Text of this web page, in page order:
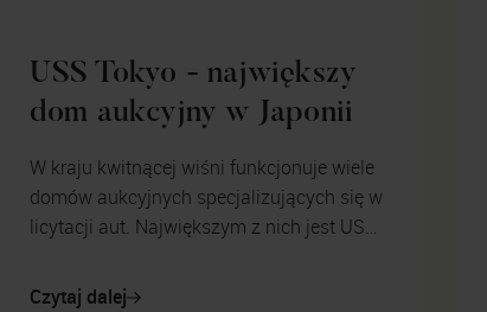
USS Tokyo - największy
dom aukcyjny w Japonii
W kraju kwitnącej wiśni funkcjonuje wiele
domów aukcyjnych specjalizujących się w
licytacji aut. Największym z nich jest USS
na aukcje tysią...
Czytaj dalej